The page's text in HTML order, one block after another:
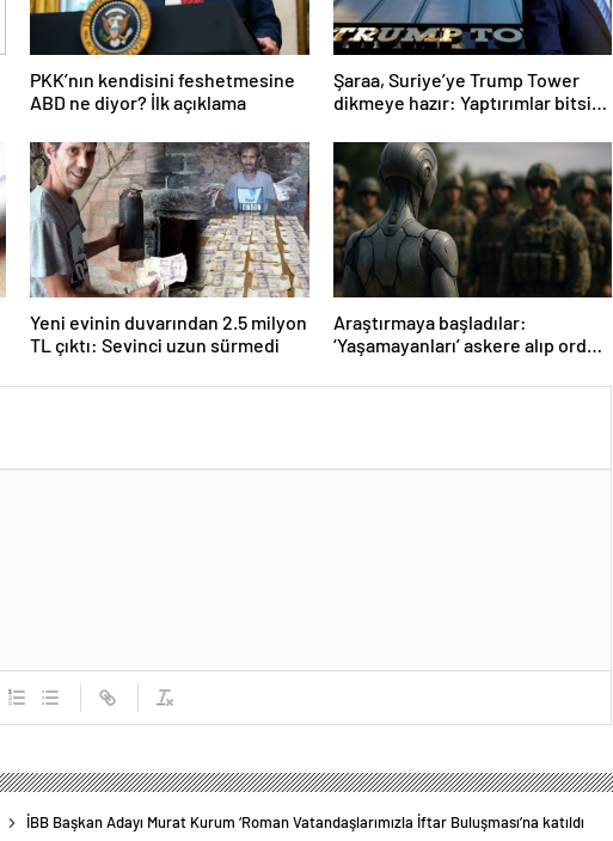
PKK’nın kendisini feshetmesine
ABD ne diyor? İlk açıklama
Şaraa, Suriye’ye Trump Tower
dikmeye hazır: Yaptırımlar bitsin
Yeni evinin duvarından 2.5 milyon
TL çıktı: Sevinci uzun sürmedi
Araştırmaya başladılar:
‘Yaşamayanları’ askere alıp ordu
İBB Başkan Adayı Murat Kurum ‘Roman Vatandaşlarımızla İftar Buluşması’na katıldı